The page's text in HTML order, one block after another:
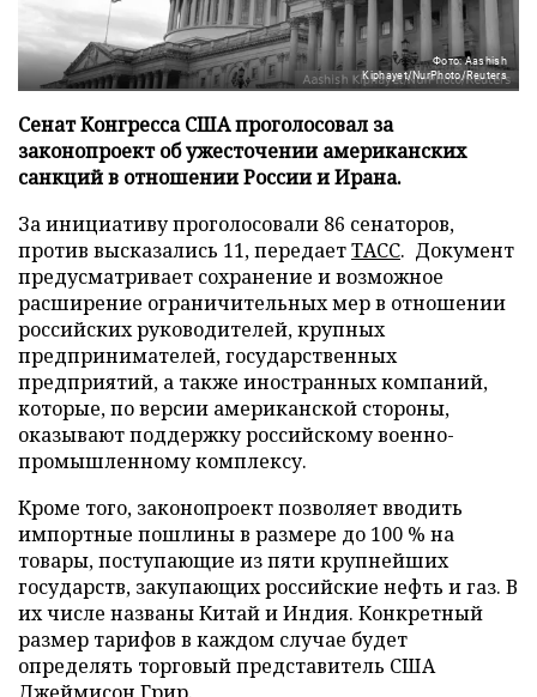
Фото: Aashish
Kiphayet/NurPhoto/Reuters
Сенат Конгресса США проголосовал за
законопроект об ужесточении американских
санкций в отношении России и Ирана.
За инициативу проголосовали 86 сенаторов,
против высказались 11, передаетТАСС. Документ
предусматривает сохранение и возможное
расширение ограничительных мер в отношении
российских руководителей, крупных
предпринимателей, государственных
предприятий, а также иностранных компаний,
которые, по версии американской стороны,
оказывают поддержку российскому военно-
промышленному комплексу.
Кроме того, законопроект позволяет вводить
импортные пошлины в размере до 100 % на
товары, поступающие из пяти крупнейших
государств, закупающих российские нефть и газ. В
их числе названы Китай и Индия. Конкретный
размер тарифов в каждом случае будет
определять торговый представитель США